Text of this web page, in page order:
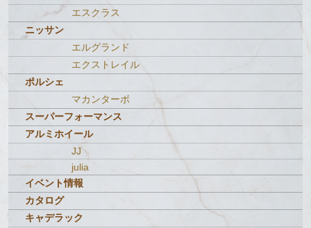
エスクラス
ニッサン
エルグランド
エクストレイル
ポルシェ
マカンターボ
スーパーフォーマンス
アルミホイール
JJ
julia
イベント情報
カタログ
キャデラック